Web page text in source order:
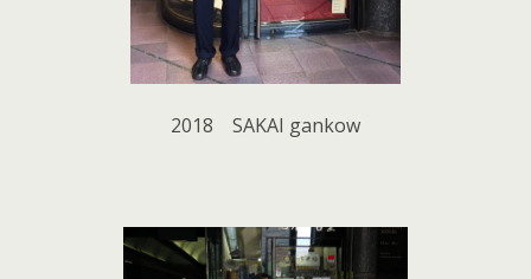
2018 SAKAI gankow